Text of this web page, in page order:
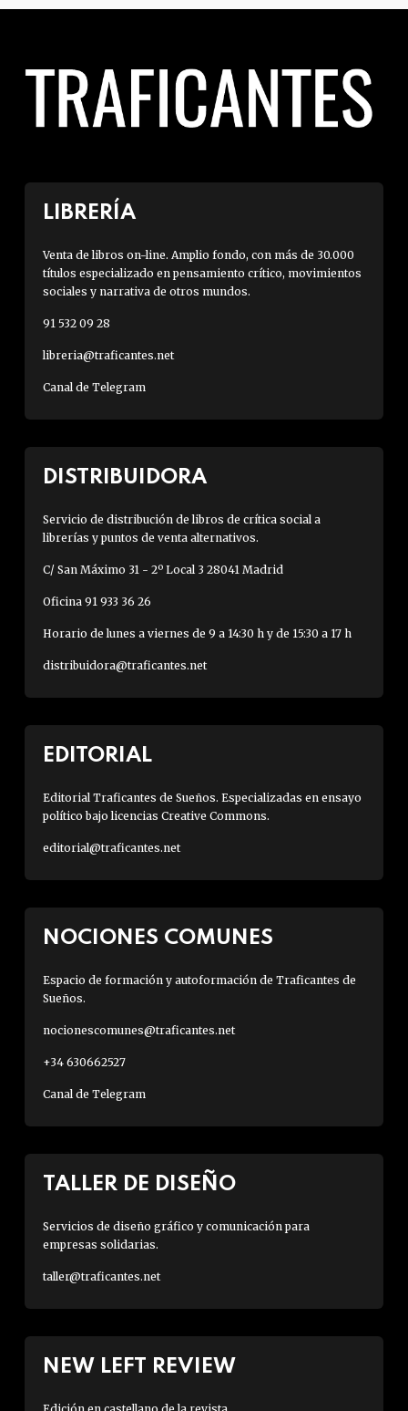
LIBRERÍA
Venta de libros on-line. Amplio fondo, con más de 30.000
títulos especializado en pensamiento crítico, movimientos
sociales y narrativa de otros mundos.
91 532 09 28
libreria@traficantes.net
Canal de Telegram
DISTRIBUIDORA
Servicio de distribución de libros de crítica social a
librerías y puntos de venta alternativos.
C/ San Máximo 31 - 2º Local 3 28041 Madrid
Oficina 91 933 36 26
Horario de lunes a viernes de 9 a 14:30 h y de 15:30 a 17 h
distribuidora@traficantes.net
EDITORIAL
Editorial Traficantes de Sueños. Especializadas en ensayo
político bajo licencias Creative Commons.
editorial@traficantes.net
NOCIONES COMUNES
Espacio de formación y autoformación de Traficantes de
Sueños.
nocionescomunes@traficantes.net
+34 630662527
Canal de Telegram
TALLER DE DISEÑO
Servicios de diseño gráfico y comunicación para
empresas solidarias.
taller@traficantes.net
NEW LEFT REVIEW